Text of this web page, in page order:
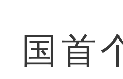
国首